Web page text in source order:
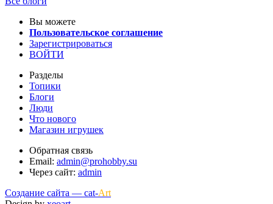
Вы можете
Пользовательское соглашение
Зарегистрироваться
ВОЙТИ
Разделы
Топики
Блоги
Люди
Что нового
Магазин игрушек
Обратная связь
Email: admin@prohobby.su
Через сайт: admin
Создание сайта — cat-Art